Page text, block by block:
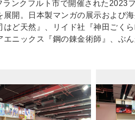
ンクフルト市で開催された2023
開。日本製マンガの展示および
ど天然』、リイド社『神田ごく
ニックス『鋼の錬金術師』、ぶ